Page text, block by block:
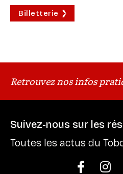
Billetterie
Retrouvez nos infos
Suivez-nous sur les
Toutes les actus du

